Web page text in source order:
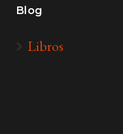
Blog
Libros